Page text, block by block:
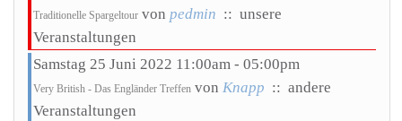
Traditionelle Spargeltour von pedmin :: unsere
Veranstaltungen
Samstag 25 Juni 2022 11:00am - 05:00pm
Very British - Das Engländer Treffen von Knapp :: andere
Veranstaltungen